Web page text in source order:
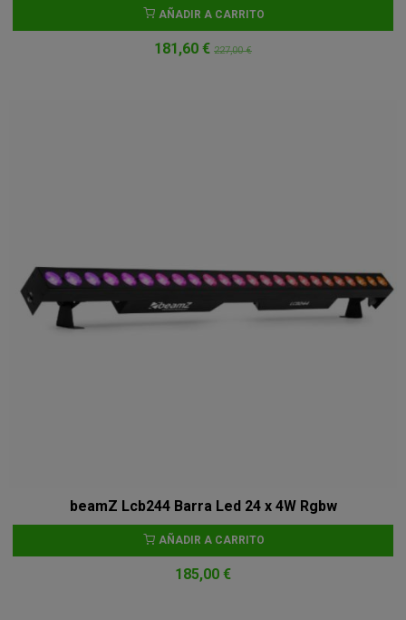
AÑADIR A CARRITO
181,60 € 227,00 €
beamZ Lcb244 Barra Led 24 x 4W Rgbw
AÑADIR A CARRITO
185,00 €